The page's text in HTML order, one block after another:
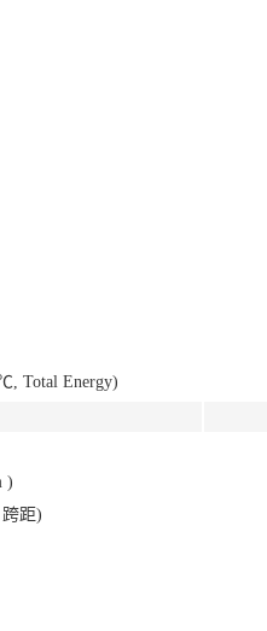
Total Energy)
)
距)